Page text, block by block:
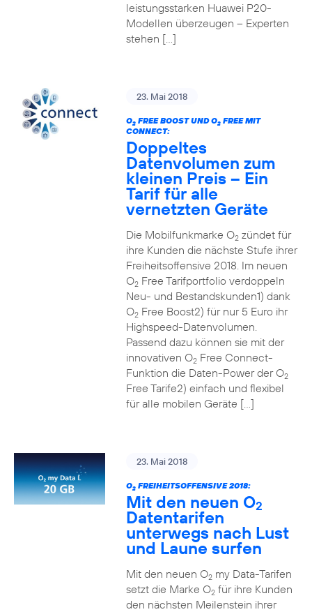
leistungsstarken Huawei P20-
Modellen überzeugen – Experten
stehen […]
23. Mai 2018
O2FREE BOOST UND O2FREE MIT
CONNECT:
Doppeltes
Datenvolumen zum
kleinen Preis – Ein
Tarif für alle
vernetzten Geräte
Die Mobilfunkmarke O2zündet für
ihre Kunden die nächste Stufe ihrer
Freiheitsoffensive 2018. Im neuen
O2Free Tarifportfolio verdoppeln
Neu- und Bestandskunden1) dank
O2Free Boost2) für nur 5 Euro ihr
Highspeed-Datenvolumen.
Passend dazu können sie mit der
innovativen O2Free Connect-
Funktion die Daten-Power der O2
Free Tarife2) einfach und flexibel
für alle mobilen Geräte […]
23. Mai 2018
O2FREIHEITSOFFENSIVE 2018:
Mit den neuen O2
Datentarifen
unterwegs nach Lust
und Laune surfen
Mit den neuen O2my Data-Tarifen
setzt die Marke O2für ihre Kunden
den nächsten Meilenstein ihrer